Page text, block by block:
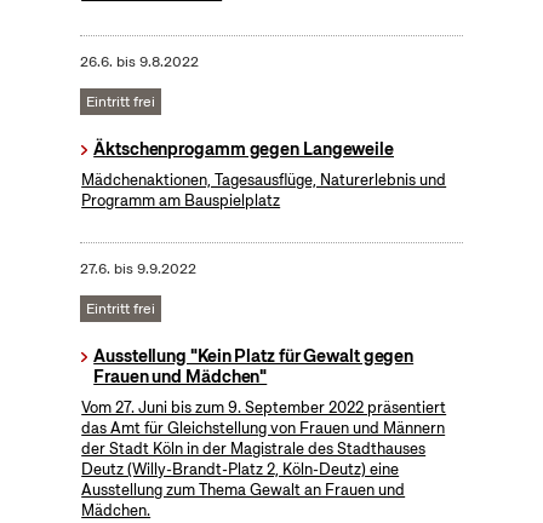
26.6. bis9.8.2022
Eintritt frei
Äktschenprogamm gegen Langeweile
Mädchenaktionen, Tagesausflüge, Naturerlebnis und
Programm am Bauspielplatz
27.6. bis9.9.2022
Eintritt frei
Ausstellung "Kein Platz für Gewalt gegen
Frauen und Mädchen"
Vom 27. Juni bis zum 9. September 2022 präsentiert
das Amt für Gleichstellung von Frauen und Männern
der Stadt Köln in der Magistrale des Stadthauses
Deutz (Willy-Brandt-Platz 2, Köln-Deutz) eine
Ausstellung zum Thema Gewalt an Frauen und
Mädchen.